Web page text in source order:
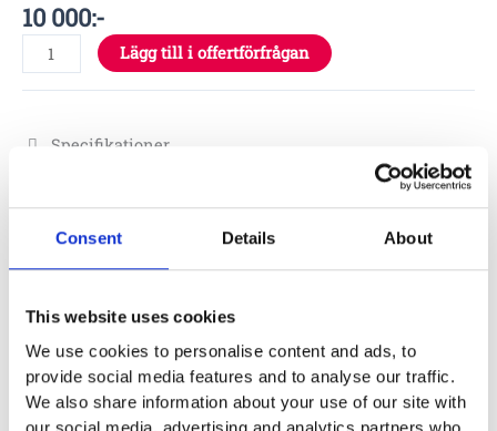
Consent Details About
This website uses cookies
We use cookies to personalise content and ads, to
provide social media features and to analyse our traffic.
We also share information about your use of our site with
10 000:-
Lägg till i offertförfrågan
Specifikationer
Material
Skötsel
Garantivillkor